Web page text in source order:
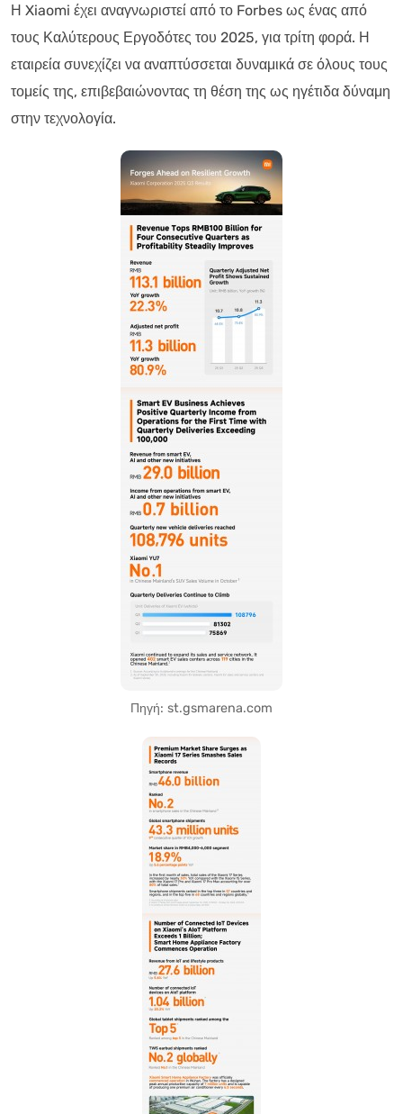
Η Xiaomi έχει αναγνωριστεί από το Forbes ως ένας από
τους Καλύτερους Εργοδότες του 2025, για τρίτη φορά. Η
εταιρεία συνεχίζει να αναπτύσσεται δυναμικά σε όλους τους
τομείς της, επιβεβαιώνοντας τη θέση της ως ηγέτιδα δύναμη
στην τεχνολογία.
Πηγή: st.gsmarena.com